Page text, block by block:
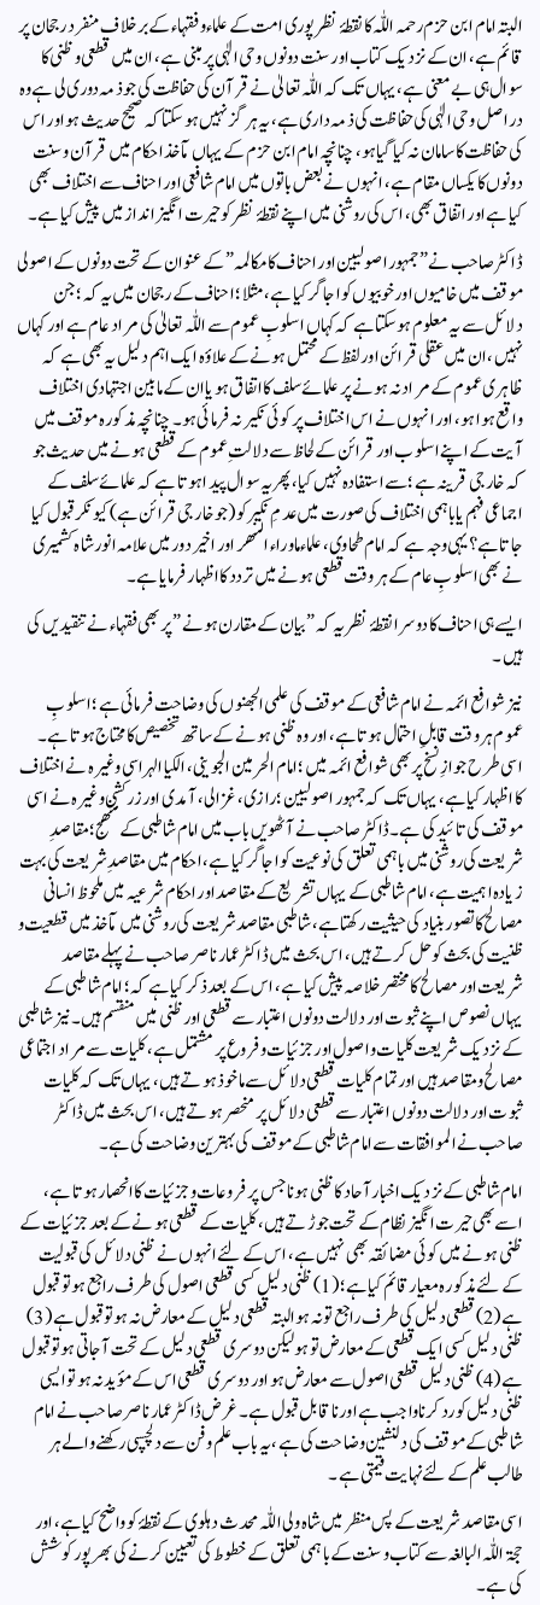
البتہ امام ابن حزم رحمہ اللّٰہ کا نقطۂ نظر پوری امت کے علماء و فقہاء کے بر خلاف منفرد رجحان پر
قائم ہے، ان کے نزدیک کتاب اور سنت دونوں وحی الٰہی پر مبنی ہے، ان میں قطعی و ظنی کا
سوال ہی بے معنی ہے، یہاں تک کہ اللّٰہ تعالیٰ نے قرآن کی حفاظت کی جو ذمہ دوری لی ہے وہ
در اصل وحی الٰہی کی حفاظت کی ذمہ داری ہے، یہ ہرگز نہیں ہوسکتا کہ صحیح حدیث ہو اور اس
کی حفاظت کا سامان نہ کیا گیا ہو، چنانچہ امام ابن حزم کے یہاں مآخذ احکام میں قرآن و سنت
دونوں کا یکساں مقام ہے، انہوں نے بعض باتوں میں امام شافعی اور احناف سے اختلاف بھی
کیا ہے اور اتفاق بھی، اس کی روشنی میں اپنے نقطۂ نظر کو حیرت انگیز انداز میں پیش کیا ہے۔
ڈاکٹر صاحب نے ” جمہور اصولیین اور احناف کا مکالمہ ” کے عنوان کے تحت دونوں کے اصولی
موقف میں خامیوں اور خوبیوں کو اجاگر کیا ہے، مثلا ؛ احناف کے رجحان میں یہ کہ ؛ جن
دلائل سے یہ معلوم ہوسکتا ہے کہ کہاں اسلوبِ عموم سے اللّٰہ تعالیٰ کی مراد عام ہے اور کہاں
نہیں، ان میں عقلی قرائن اور لفظ کے محتمل ہونے کے علاؤہ ایک اہم دلیل یہ بھی ہے کہ
ظاہری عموم کے مراد نہ ہونے پر علمائے سلف کا اتفاق ہو یا ان کے مابین اجتہادی اختلاف
واقع ہوا ہو، اور انہوں نے اس اختلاف پر کوئی نکیر نہ فرمائی ہو۔ چنانچہ مذکورہ موقف میں
آیت کے اپنے اسلوب اور قرائن کے لحاظ سے دلالتِ عموم کے قطعی ہونے میں حدیث جو
کہ خارجی قرینہ ہے؛ سے استفادہ نہیں کیا، پھر یہ سوال پیدا ہوتا ہے کہ علمائے سلف کے
اجماعی فہم یا باہمی اختلاف کی صورت میں عدمِ نکیر کو(جو خارجی قرائن ہے)کیونکر قبول کیا
جاتا ہے؟ یہی وجہ ہے کہ امام طحاوی، علماء ماوراء النھر اور اخیر دور میں علامہ انور شاہ کشمیری
نے بھی اسلوبِ عام کے ہر وقت قطعی ہونے میں تردد کا اظہار فرمایا ہے۔
ایسے ہی احناف کا دوسرا نقطۂ نظر یہ کہ ” بیان کے مقارن ہونے ” پر بھی فقہاء نے تنقیدیں کی
ہیں۔
نیز شوافع ائمہ نے امام شافعی کے موقف کی علمی الجھنوں کی وضاحت فرمائی ہے ؛ اسلوبِ
عموم ہر وقت قابلِ احتمال ہوتا ہے، اور وہ ظنی ہونے کے ساتھ تخصیص کا محتاج ہوتا ہے۔
اسی طرح جوازِ نسخ پر بھی شوافع ائمہ میں؛ امام الحرمین الجوینی، الکیا الہراسی وغیرہ نے اختلاف
کا اظہار کیا ہے، یہاں تک کہ جمہور اصولیین ؛ رازی، غزالی، آمدی اور زرکشی وغیرہ نے اسی
موقف کی تائید کی ہے۔ڈاکٹر صاحب نے آٹھویں باب میں امام شاطبی کے منھج ؛ مقاصدِ
شریعت کی روشنی میں باہمی تعلق کی نوعیت کو اجاگر کیا ہے، احکام میں مقاصدِ شریعت کی بہت
زیادہ اہمیت ہے، امام شاطبی کے یہاں تشریع کے مقاصد اور احکام شرعیہ میں ملحوظ انسانی
مصالح کا تصور بنیاد کی حیثیت رکھتا ہے، شاطبی مقاصد شریعت کی روشنی میں مآخذ میں قطعیت و
ظنیت کی بحث کو حل کرتے ہیں، اس بحث میں ڈاکٹر عمار ناصر صاحب نے پہلے مقاصد
شریعت اور مصالح کا مختصر خلاصہ پیش کیا ہے، اس کے بعد ذکر کیا ہے کہ ؛ امام شاطبی کے
یہاں نصوص اپنے ثبوت اور دلالت دونوں اعتبار سے قطعی اور ظنی میں منقسم ہیں۔ نیز شاطبی
کے نزدیک شریعت کلیات و اصول اور جزئیات و فروع پر مشتمل ہے، کلیات سے مراد اجتماعی
مصالح و مقاصد ہیں اور تمام کلیات قطعی دلائل سے ماخوذ ہوتے ہیں، یہاں تک کہ کلیات
ثبوت اور دلالت دونوں اعتبار سے قطعی دلائل پر منحصر ہوتے ہیں، اس بحث میں ڈاکٹر
صاحب نے الموافقات سے امام شاطبی کے موقف کی بہترین وضاحت کی ہے۔
امام شاطبی کے نزدیک اخبار آحاد کا ظنی ہونا جس پر فروعات و جزئیات کا انحصار ہوتا ہے،
اسے بھی حیرت انگیز نظام کے تحت جوڑتے ہیں، کلیات کے قطعی ہونے کے بعد جزئیات کے
ظنی ہونے میں کوئی مضائقہ بھی نہیں ہے، اس کے لئے انہوں نے ظنی دلائل کی قبولیت
کے لئے مذکورہ معیار قائم کیا ہے ؛ (1) ظنی دلیل کسی قطعی اصول کی طرف راجع ہو تو قبول
ہے (2) قطعی دلیل کی طرف راجع تو نہ ہو البتہ قطعی دلیل کے معارض نہ ہو تو قبول ہے (3)
ظنی دلیل کسی ایک قطعی کے معارض تو ہو لیکن دوسری قطعی دلیل کے تحت آجاتی ہو تو قبول
ہے (4) ظنی دلیل قطعی اصول سے معارض ہو اور دوسری قطعی اس کے مؤید نہ ہو تو ایسی
ظنی دلیل کو رد کرنا واجب ہے اور ناقابل قبول ہے۔ غرض ڈاکٹر عمار ناصر صاحب نے امام
شاطبی کے موقف کی دلنشین وضاحت کی ہے، یہ باب علم و فن سے دلچسپی رکھنے والے ہر
طالب علم کے لئے نہایت قیمتی ہے۔
اسی مقاصد شریعت کے پس منظر میں شاہ ولی اللّٰہ محدث دہلوی کے نقطۂ کو واضح کیا ہے، اور
حجۃ اللّٰہ البالغہ سے کتاب وسنت کے باہمی تعلق کے خطوط کی تعیین کرنے کی بھرپور کوشش
کی ہے۔